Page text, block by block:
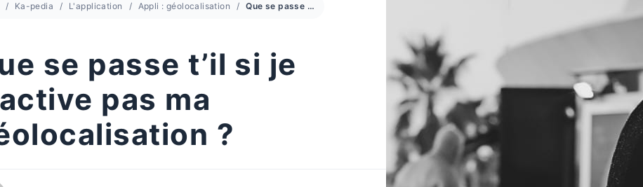
Ka-pedia L'application Appli : géolocalisation Que se passe t’il si je n’active pas ma géolocalisation ?
se passe t’il si je
pas ma
?